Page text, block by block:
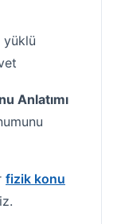
yüklü
Anlatımı
fizik konu